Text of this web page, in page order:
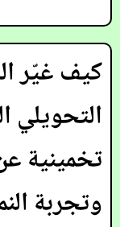
كيف غيّر
التحويلي
تخمينية
وتجربة